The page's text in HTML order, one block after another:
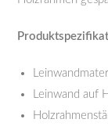
Leinwand auf